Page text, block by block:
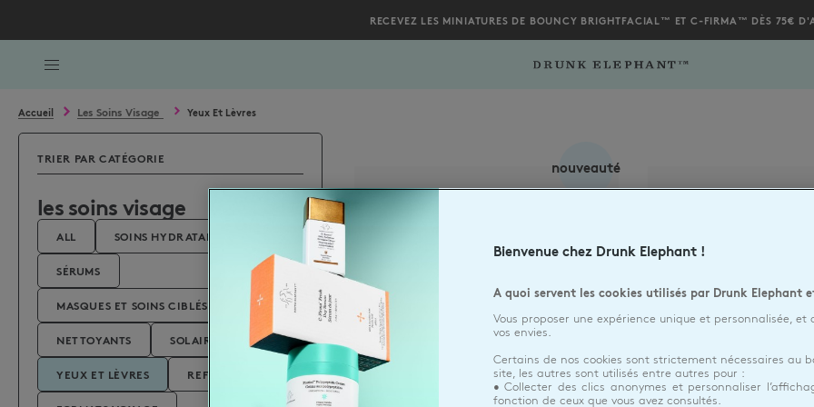
RECEVEZ LES MINIATURES DE BOUNCY BRIGHTFACIAL™ ET C-FIRMA™ DÈS 75€
Bas de la page
Accueil Les Soins Visage Yeux Et Lèvres
TRIER PAR CATÉGORIE
les soins visage
ALL SOINS HYDRATANTS
SÉRUMS
MASQUES ET SOINS CIBLÉS
NETTOYANTS SOLAIRES
YEUX ET LÈVRES REFILLS
nouveauté
1 Dropdown Closed QTÉ 1
Bienvenue chez Drunk Elephant !
A quoi servent les cookies utilisés par Drunk Elephant
Vous proposer une expérience unique et personnalisée, et
vos envies.
Certains de nos cookies sont strictement nécessaires au
site, les autres sont utilisés entre autres pour :
• Collecter des clics anonymes et personnaliser
fonction de ceux que vous avez consultés.